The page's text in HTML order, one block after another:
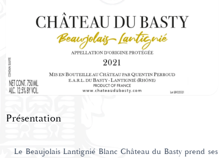
Présentation
Le Beaujolais Lantignié Blanc Château du Basty prend ses